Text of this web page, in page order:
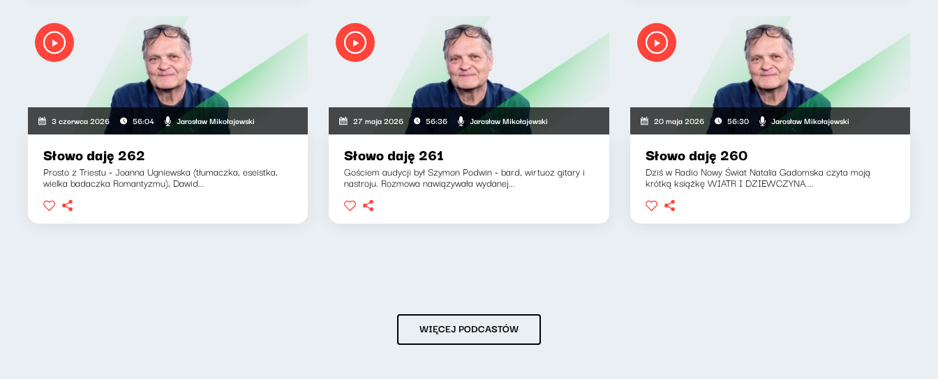
3 czerwca 2026 56:04 Jarosław Mikołajewski
Słowo daję 262
Prosto z Triestu - Joanna Ugniewska (tłumaczka, eseistka,
wielka badaczka Romantyzmu), Dawid...
27 maja 2026 56:36 Jarosław Mikołajewski
Słowo daję 261
Gościem audycji był Szymon Podwin - bard, wirtuoz gitary i
nastroju. Rozmowa nawiązywała wydanej...
20 maja 2026 56:30 Jarosław Mikołajewski
Słowo daję 260
Dziś w Radio Nowy Świat Natalia Gadomska czyta moją
krótką książkę WIATR I DZIEWCZYNA....
WIĘCEJ PODCASTÓW